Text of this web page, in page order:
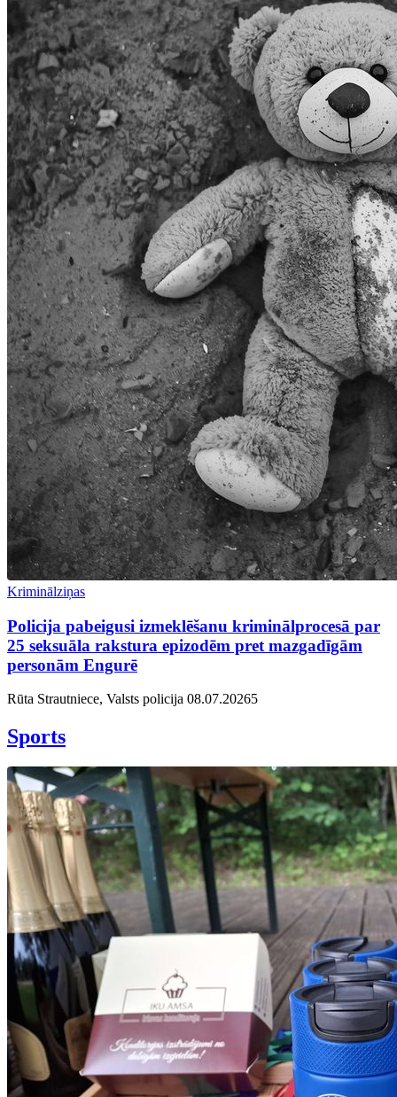
Kriminālziņas
Policija pabeigusi izmeklēšanu kriminālprocesā par
25 seksuāla rakstura epizodēm pret mazgadīgām
personām Engurē
Rūta Strautniece, Valsts policija 08.07.20265
Sports